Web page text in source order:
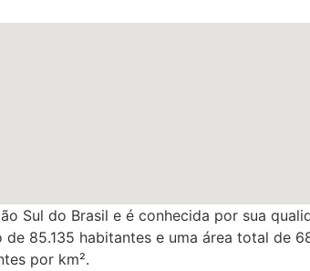
Sul do Brasil e é conhecida por sua
85.135 habitantes e uma área total de
por km².